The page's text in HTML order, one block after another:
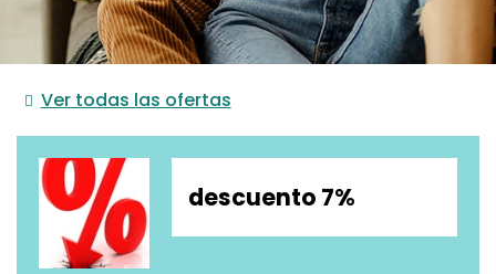
Ver todas las ofertas
descuento 7%